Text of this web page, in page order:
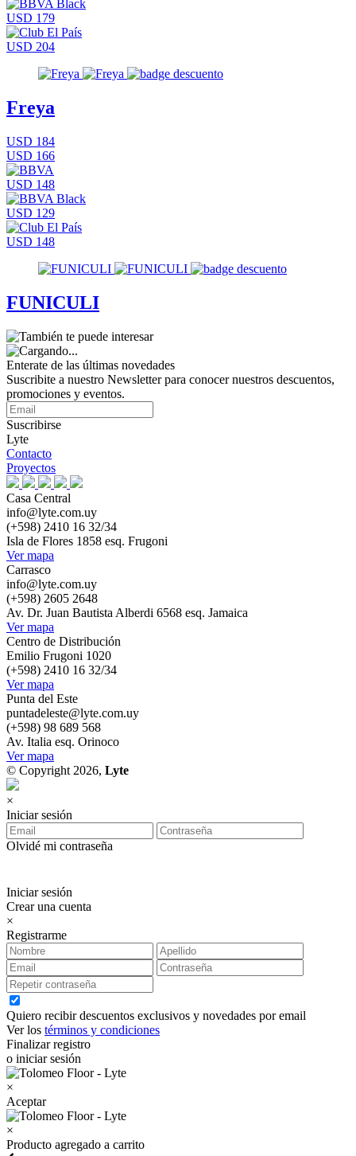
USD 179
USD 204
Freya
USD 184
USD 166
USD 148
USD 129
USD 148
FUNICULI
Enterate de las últimas novedades
Suscribite a nuestro Newsletter para conocer nuestros descuentos,
promociones y eventos.
Suscribirse
Lyte
Contacto
Proyectos
Casa Central
info@lyte.com.uy
(+598) 2410 16 32/34
Isla de Flores 1858 esq. Frugoni
Ver mapa
Carrasco
info@lyte.com.uy
(+598) 2605 2648
Av. Dr. Juan Bautista Alberdi 6568 esq. Jamaica
Ver mapa
Centro de Distribución
Emilio Frugoni 1020
(+598) 2410 16 32/34
Ver mapa
Punta del Este
puntadeleste@lyte.com.uy
(+598) 98 689 568
Av. Italia esq. Orinoco
Ver mapa
© Copyright 2026, Lyte
×
Iniciar sesión
Olvidé mi contraseña
Iniciar sesión
Crear una cuenta
×
Registrarme
Quiero recibir descuentos exclusivos y novedades por email
Ver los términos y condiciones
Finalizar registro
o iniciar sesión
×
Aceptar
×
Producto agregado a carrito